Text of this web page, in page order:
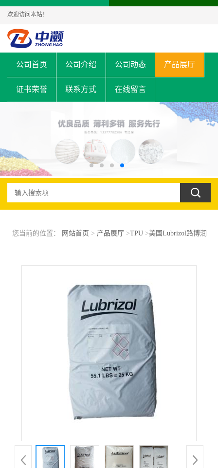
欢迎访问本站！
公司首页 公司介绍 公司动态 产品展厅
证书荣誉 联系方式 在线留言
您当前的位置： 网站首页 > 产品展厅>TPU>美国Lubrizol路博润